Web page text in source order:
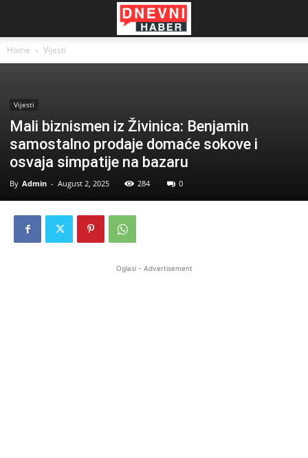
Home Vijesti
Vijesti
Mali biznismen iz Živinica: Benjamin
samostalno prodaje domaće sokove i
osvaja simpatije na bazaru
By Admin - August 2, 2025 284 0
Oglasi - Advertisement